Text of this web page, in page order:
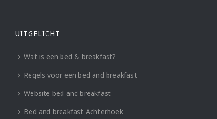
UITGELICHT
Wat is een bed & breakfast?
Regels voor een bed and breakfast
Website bed and breakfast
Bed and breakfast Achterhoek